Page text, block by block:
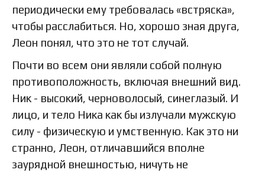
периодически ему требовалась «встряска»,
чтобы расслабиться. Но, хорошо зная друга,
Леон понял, что это не тот случай.
Почти во всем они являли собой полную
противоположность, включая внешний вид.
Ник - высокий, черноволосый, синеглазый. И
лицо, и тело Ника как бы излучали мужскую
силу - физическую и умственную. Как это ни
странно, Леон, отличавшийся вполне
заурядной внешностью, ничуть не